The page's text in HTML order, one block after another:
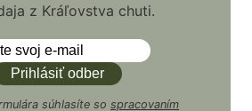
z Kráľovstva chuti.
súhlasíte so spracovaním